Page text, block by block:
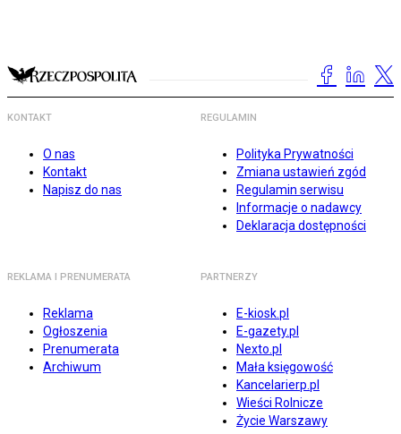
KONTAKT
O nas
Kontakt
Napisz do nas
REGULAMIN
Polityka Prywatności
Zmiana ustawień zgód
Regulamin serwisu
Informacje o nadawcy
Deklaracja dostępności
REKLAMA I PRENUMERATA
Reklama
Ogłoszenia
Prenumerata
Archiwum
PARTNERZY
E-kiosk.pl
E-gazety.pl
Nexto.pl
Mała księgowość
Kancelarierp.pl
Wieści Rolnicze
Życie Warszawy